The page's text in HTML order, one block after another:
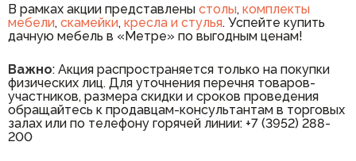
В рамках акции представлены столы, комплекты
мебели, скамейки, кресла и стулья. Успейте купить
дачную мебель в «Метре» по выгодным ценам!
Важно: Акция распространяется только на покупки
физических лиц. Для уточнения перечня товаров-
участников, размера скидки и сроков проведения
обращайтесь к продавцам-консультантам в торговых
залах или по телефону горячей линии: +7 (3952) 288-
200